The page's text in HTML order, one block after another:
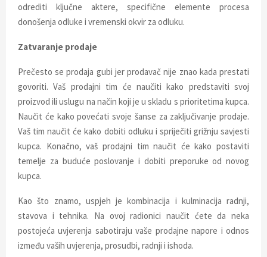
odrediti ključne aktere, specifične elemente procesa
donošenja odluke i vremenski okvir za odluku.
Zatvaranje prodaje
Prečesto se prodaja gubi jer prodavač nije znao kada prestati
govoriti. Vaš prodajni tim će naučiti kako predstaviti svoj
proizvod ili uslugu na način koji je u skladu s prioritetima kupca.
Naučit će kako povećati svoje šanse za zaključivanje prodaje.
Vaš tim naučit će kako dobiti odluku i spriječiti grižnju savjesti
kupca. Konačno, vaš prodajni tim naučit će kako postaviti
temelje za buduće poslovanje i dobiti preporuke od novog
kupca.
Kao što znamo, uspjeh je kombinacija i kulminacija radnji,
stavova i tehnika. Na ovoj radionici naučit ćete da neka
postojeća uvjerenja sabotiraju vaše prodajne napore i odnos
između vaših uvjerenja, prosudbi, radnji i ishoda.